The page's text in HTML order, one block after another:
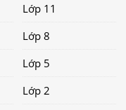
Lớp 11
Lớp 8
Lớp 5
Lớp 2